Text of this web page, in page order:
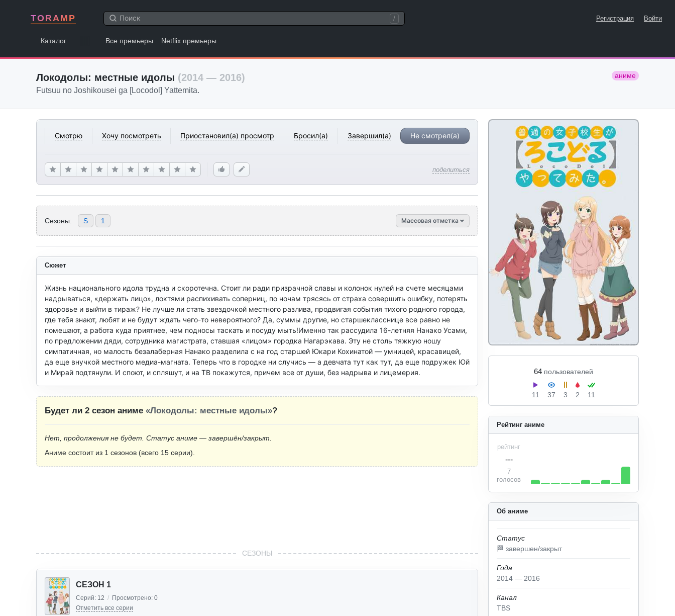
TORAMP / Регистрация Войти
Каталог Все премьеры Netflix премьеры
Локодолы: местные идолы (2014 — 2016) аниме
Futsuu no Joshikousei ga [Locodol] Yattemita.
Смотрю Хочу посмотреть Приостановил(а) просмотр Бросил(а) Завершил(а) Не смотрел(а)
поделиться
64 пользователей
11 37 3 2 11
Сезоны: S 1 Массовая отметка
Об аниме
Статус
🏁 завершен/закрыт
Года
2014 — 2016
Канал
TBS
Рейтинг аниме
рейтинг
---
7
голосов
Сюжет
Жизнь национального идола трудна и скоротечна. Стоит ли ради призрачной славы и колонок нулей на счете месяцами
надрываться, «держать лицо», локтями распихивать соперниц, по ночам трясясь от страха совершить ошибку, потерять
здоровье и выйти в тираж? Не лучше ли стать звездочкой местного разлива, продвигая события тихого родного города,
где тебя знают, любят и не будут ждать чего-то невероятного? Да, суммы другие, но старшекласснице все равно не
помешают, а работа куда приятнее, чем подносы таскать и посуду мыть!Именно так рассудила 16-летняя Нанако Усами,
по предложении дяди, сотрудника магистрата, ставшая «лицом» городка Нагарэкава. Эту не столь тяжкую ношу
симпатичная, но малость безалаберная Нанако разделила с на год старшей Юкари Кохинатой — умницей, красавицей,
да еще внучкой местного медиа-магната. Теперь что в городке ни случись — а девчата тут как тут, да еще подружек Юй
и Мирай подтянули. И споют, и спляшут, и на ТВ покажутся, причем все от души, без надрыва и лицемерия.
Будет ли 2 сезон аниме «Локодолы: местные идолы»?
Нет, продолжения не будет. Статус аниме — завершён/закрыт.
Аниме состоит из 1 сезонов (всего 15 серии).
СЕЗОНЫ
СЕЗОН 1
Серий: 12 / Просмотрено: 0
Отметить все серии